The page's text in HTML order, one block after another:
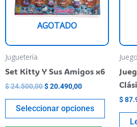
AGOTADO
Juguetería
Set Kitty Y Sus Amigos x6
$24.500,00$20.490,00
Seleccionar opciones
se
pueden
elegir
del
$